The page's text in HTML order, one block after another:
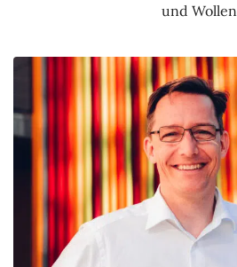
und Wollen